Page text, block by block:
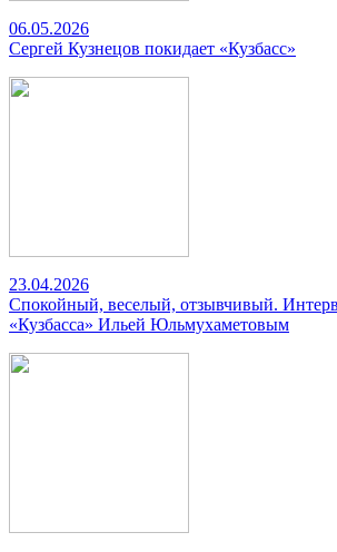
06.05.2026
Сергей Кузнецов покидает «Кузбасс»
23.04.2026
Спокойный, веселый, отзывчивый.
«Кузбасса» Ильей Юльмухаметовым